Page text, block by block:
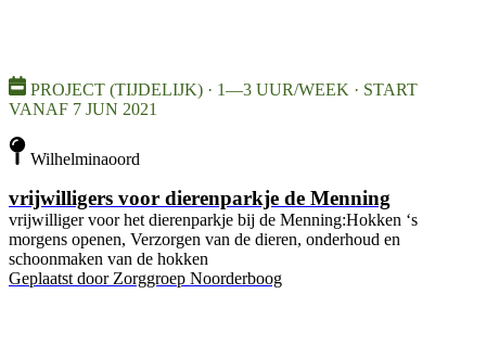
PROJECT (TIJDELIJK) · 1—3 UUR/WEEK · START
VANAF 7 JUN 2021
Wilhelminaoord
vrijwilligers voor dierenparkje de Menning
vrijwilliger voor het dierenparkje bij de Menning:Hokken ‘s
morgens openen, Verzorgen van de dieren, onderhoud en
schoonmaken van de hokken
Geplaatst door Zorggroep Noorderboog